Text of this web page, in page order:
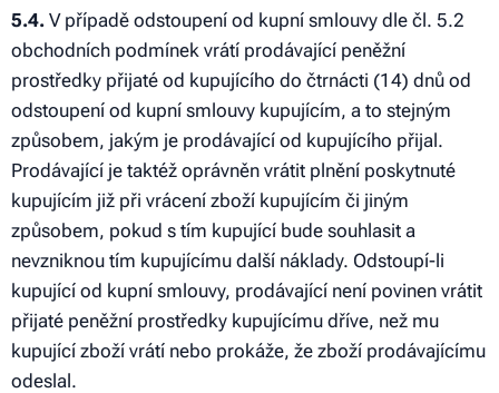
5.4. V případě odstoupení od kupní smlouvy dle čl. 5.2
obchodních podmínek vrátí prodávající peněžní
prostředky přijaté od kupujícího do čtrnácti (14) dnů od
odstoupení od kupní smlouvy kupujícím, a to stejným
způsobem, jakým je prodávající od kupujícího přijal.
Prodávající je taktéž oprávněn vrátit plnění poskytnuté
kupujícím již při vrácení zboží kupujícím či jiným
způsobem, pokud s tím kupující bude souhlasit a
nevzniknou tím kupujícímu další náklady. Odstoupí-li
kupující od kupní smlouvy, prodávající není povinen vrátit
přijaté peněžní prostředky kupujícímu dříve, než mu
kupující zboží vrátí nebo prokáže, že zboží prodávajícímu
odeslal.